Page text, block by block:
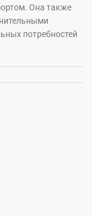
Она также
потребностей